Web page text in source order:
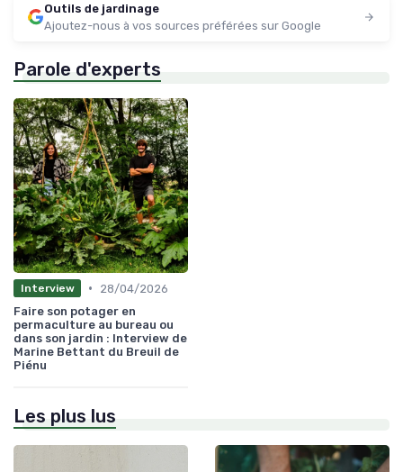
Outils de jardinage
Ajoutez-nous à vos sources préférées sur Google
Parole d'experts
Interview •
28/04/2026
Faire son potager en
permaculture au bureau ou
dans son jardin : Interview de
Marine Bettant du Breuil de
Piénu
Les plus lus